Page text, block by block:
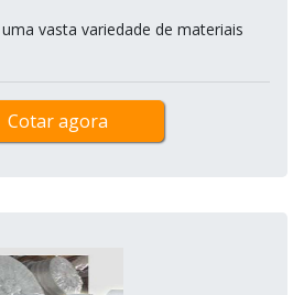
vasta variedade de materiais
Cotar agora